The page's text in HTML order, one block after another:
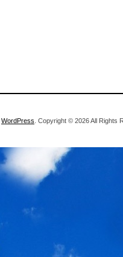
WordPress . Copyright © 2026 All Rights